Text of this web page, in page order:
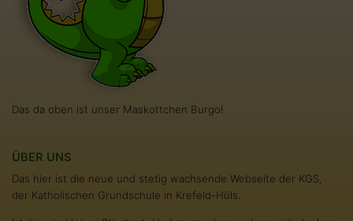
Das da oben ist unser Maskottchen Burgo!
ÜBER UNS
Das hier ist die neue und stetig wachsende Webseite der KGS,
der Katholischen Grundschule in Krefeld-Hüls.